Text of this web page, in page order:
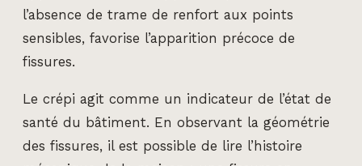
l’absence de trame de renfort aux points
sensibles, favorise l’apparition précoce de
fissures.
Le crépi agit comme un indicateur de l’état de
santé du bâtiment. En observant la géométrie
des fissures, il est possible de lire l’histoire